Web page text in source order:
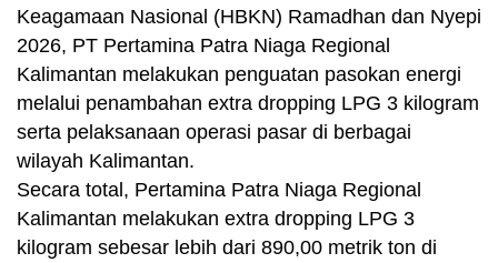
Keagamaan Nasional (HBKN) Ramadhan dan Nyepi
2026, PT Pertamina Patra Niaga Regional
Kalimantan melakukan penguatan pasokan energi
melalui penambahan extra dropping LPG 3 kilogram
serta pelaksanaan operasi pasar di berbagai
wilayah Kalimantan.
Secara total, Pertamina Patra Niaga Regional
Kalimantan melakukan extra dropping LPG 3
kilogram sebesar lebih dari 890,00 metrik ton di